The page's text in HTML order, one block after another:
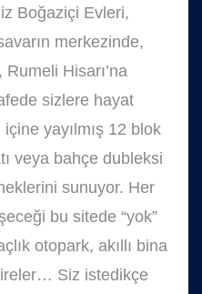
Boğaziçi Evleri,
merkezinde,
Rumeli Hisarı’na
sizlere hayat
yayılmış 12 blok
veya bahçe dubleksi
sunuyor. Her
bu sitede “yok”
otopark, akıllı bina
Siz istedikçe